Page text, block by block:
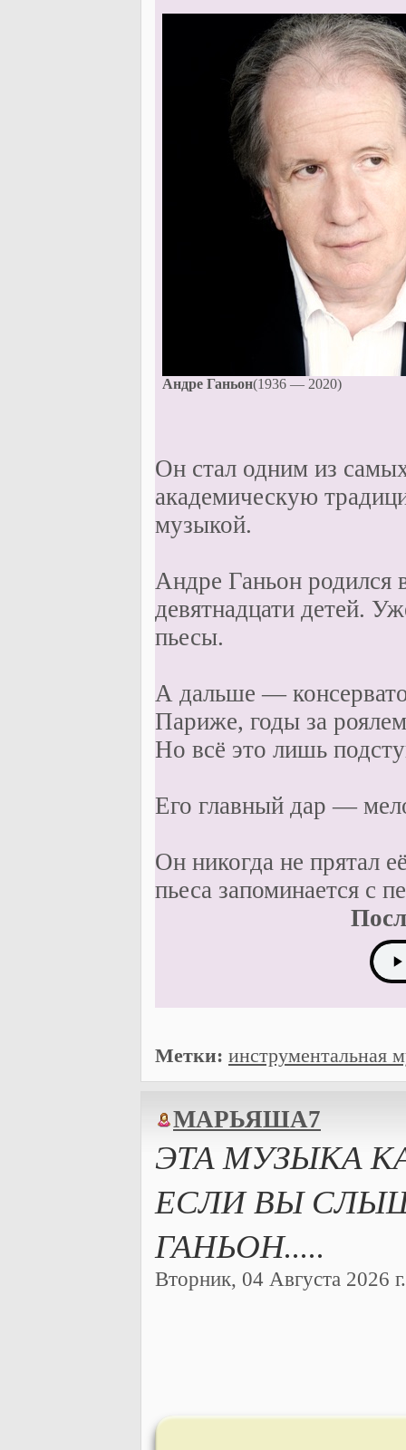
Андре Ганьон(1936 — 2020)
Он стал одним из
академическую
музыкой.
Андре Ганьон родился
девятнадцати детей.
пьесы.
А дальше —
Париже, годы за
Но всё это лишь
Его главный дар —
Он никогда не прятал
пьеса запоминается с
Метки: инструментальная
МАРЬЯША7
ЭТА МУЗЫКА
ЕСЛИ ВЫ
ГАНЬОН.....
Вторник, 04 Августа 2026